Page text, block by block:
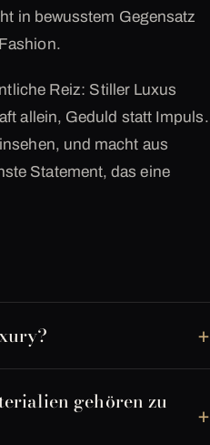
in bewusstem Gegensatz
Reiz: Stiller Luxus
allein, Geduld statt Impuls.
und macht aus
Statement, das eine
gehören zu